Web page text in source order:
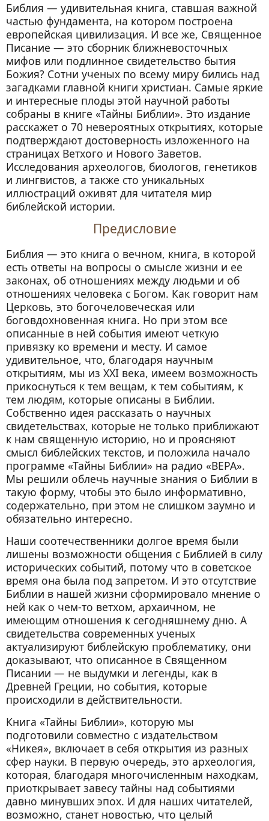
Библия — удивительная книга, ставшая важной
частью фундамента, на котором построена
европейская цивилизация. И все же, Священное
Писание — это сборник ближневосточных
мифов или подлинное свидетельство бытия
Божия? Сотни ученых по всему миру бились над
загадками главной книги христиан. Самые яркие
и интересные плоды этой научной работы
собраны в книге «Тайны Библии». Это издание
расскажет о 70 невероятных открытиях, которые
подтверждают достоверность изложенного на
страницах Ветхого и Нового Заветов.
Исследования археологов, биологов, генетиков
и лингвистов, а также сто уникальных
иллюстраций оживят для читателя мир
библейской истории.
Предисловие
Библия — это книга о вечном, книга, в которой
есть ответы на вопросы о смысле жизни и ее
законах, об отношениях между людьми и об
отношениях человека с Богом. Как говорит нам
Церковь, это богочеловеческая или
боговдохновенная книга. Но при этом все
описанные в ней события имеют четкую
привязку ко времени и месту. И самое
удивительное, что, благодаря научным
открытиям, мы из XXI века, имеем возможность
прикоснуться к тем вещам, к тем событиям, к
тем людям, которые описаны в Библии.
Собственно идея рассказать о научных
свидетельствах, которые не только приближают
к нам священную историю, но и проясняют
смысл библейских текстов, и положила начало
программе «Тайны Библии» на радио «ВЕРА».
Мы решили облечь научные знания о Библии в
такую форму, чтобы это было информативно,
содержательно, при этом не слишком заумно и
обязательно интересно.
Наши соотечественники долгое время были
лишены возможности общения с Библией в силу
исторических событий, потому что в советское
время она была под запретом. И это отсутствие
Библии в нашей жизни сформировало мнение о
ней как о чем-то ветхом, архаичном, не
имеющим отношения к сегодняшнему дню. А
свидетельства современных ученых
актуализируют библейскую проблематику, они
доказывают, что описанное в Священном
Писании — не выдумки и легенды, как в
Древней Греции, но события, которые
происходили в действительности.
Книга «Тайны Библии», которую мы
подготовили совместно с издательством
«Никея», включает в себя открытия из разных
сфер науки. В первую очередь, это археология,
которая, благодаря многочисленным находкам,
приоткрывает завесу тайны над событиями
давно минувших эпох. И для наших читателей,
возможно, станет новостью, что целый